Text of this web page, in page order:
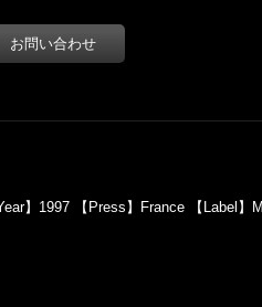
】1997 【Press】France 【Label】